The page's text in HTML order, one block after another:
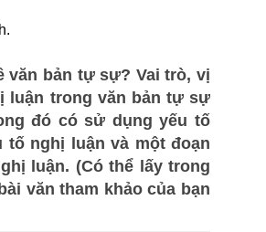
văn bản tự sự? Vai trò, vị
luận trong văn bản tự sự
đó có sử dụng yếu tố
nghị luận và một đoạn
luận. (Có thể lấy trong
văn tham khảo của bạn